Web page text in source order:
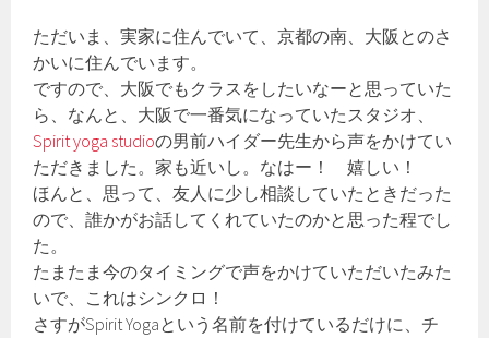
ただいま、実家に住んでいて、京都の南、大阪とのさ
かいに住んでいます。
ですので、大阪でもクラスをしたいなーと思っていた
ら、なんと、大阪で一番気になっていたスタジオ、
Spirit yoga studioの男前ハイダー先生から声をかけてい
ただきました。家も近いし。なはー！ 嬉しい！
ほんと、思って、友人に少し相談していたときだった
ので、誰かがお話してくれていたのかと思った程でし
た。
たまたま今のタイミングで声をかけていただいたみた
いで、これはシンクロ！
さすがSpirit Yogaという名前を付けているだけに、チ